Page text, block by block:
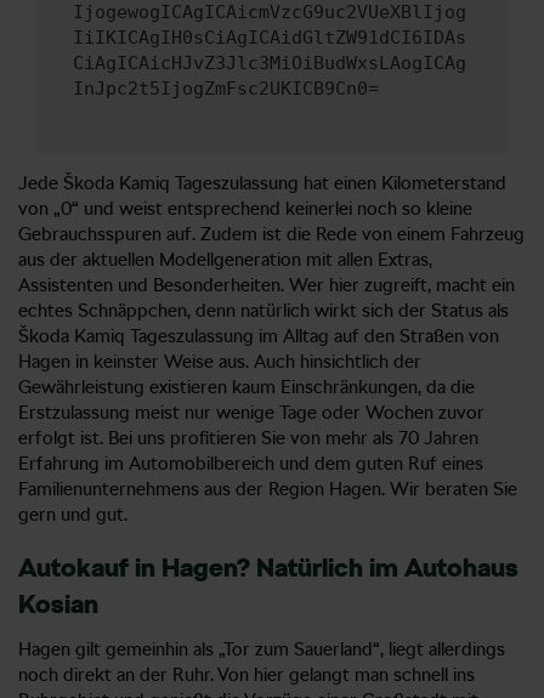
IjogewogICAgICAicmVzcG9uc2VUeXBlIjog
IiIKICAgIH0sCiAgICAidGltZW91dCI6IDAs
CiAgICAicHJvZ3Jlc3MiOiBudWxsLAogICAg
InJpc2t5IjogZmFsc2UKICB9Cn0=
Jede Škoda Kamiq Tageszulassung hat einen Kilometerstand
von „0“ und weist entsprechend keinerlei noch so kleine
Gebrauchsspuren auf. Zudem ist die Rede von einem Fahrzeug
aus der aktuellen Modellgeneration mit allen Extras,
Assistenten und Besonderheiten. Wer hier zugreift, macht ein
echtes Schnäppchen, denn natürlich wirkt sich der Status als
Škoda Kamiq Tageszulassung im Alltag auf den Straßen von
Hagen in keinster Weise aus. Auch hinsichtlich der
Gewährleistung existieren kaum Einschränkungen, da die
Erstzulassung meist nur wenige Tage oder Wochen zuvor
erfolgt ist. Bei uns profitieren Sie von mehr als 70 Jahren
Erfahrung im Automobilbereich und dem guten Ruf eines
Familienunternehmens aus der Region Hagen. Wir beraten Sie
gern und gut.
Autokauf in Hagen? Natürlich im Autohaus
Kosian
Hagen gilt gemeinhin als „Tor zum Sauerland“, liegt allerdings
noch direkt an der Ruhr. Von hier gelangt man schnell ins